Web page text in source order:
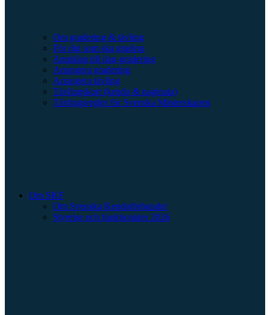
Om gradering & tävling
För dig som ska gradera
Anmälan till dan-gradering
Arrangera gradering
Arrangera tävling
Tävlingskort (kendo & naginata)
Tävlingsregler för Svenska Mästerskapen
Om SKF
Om Svenska Kendoförbundet
Styrelse och funktionärer 2026